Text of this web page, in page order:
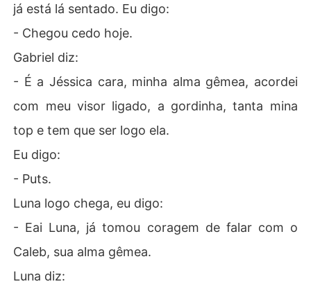
já está lá sentado. Eu digo:
- Chegou cedo hoje.
Gabriel diz:
- É a Jéssica cara, minha alma gêmea, acordei
com meu visor ligado, a gordinha, tanta mina
top e tem que ser logo ela.
Eu digo:
- Puts.
Luna logo chega, eu digo:
- Eai Luna, já tomou coragem de falar com o
Caleb, sua alma gêmea.
Luna diz: